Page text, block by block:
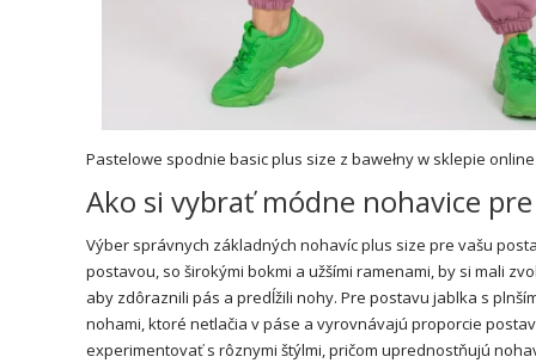
Pastelowe spodnie basic plus size z bawełny w sklepie online
Ako si vybrať módne nohavice
Výber správnych základných nohavíc plus size pre vašu
postavou, so širokými bokmi a užšími ramenami, by si mali
aby zdôraznili pás a predĺžili nohy. Pre postavu jablka s
nohami, ktoré netlačia v páse a vyrovnávajú proporcie
experimentovať s rôznymi štýlmi, pričom uprednostňujú